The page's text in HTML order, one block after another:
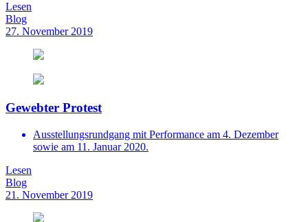
Lesen
Blog
27. November 2019
Gewebter Protest
Ausstellungsrundgang mit Performance am 4. Dezember
sowie am 11. Januar 2020.
Lesen
Blog
21. November 2019